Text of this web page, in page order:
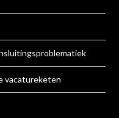
vacatureketen